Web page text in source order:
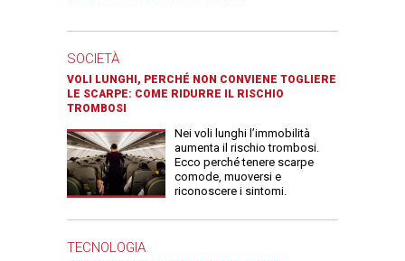
SOCIETÀ
VOLI LUNGHI, PERCHÉ NON CONVIENE TOGLIERE
LE SCARPE: COME RIDURRE IL RISCHIO
TROMBOSI
Nei voli lunghi l’immobilità
aumenta il rischio trombosi.
Ecco perché tenere scarpe
comode, muoversi e
riconoscere i sintomi.
TECNOLOGIA